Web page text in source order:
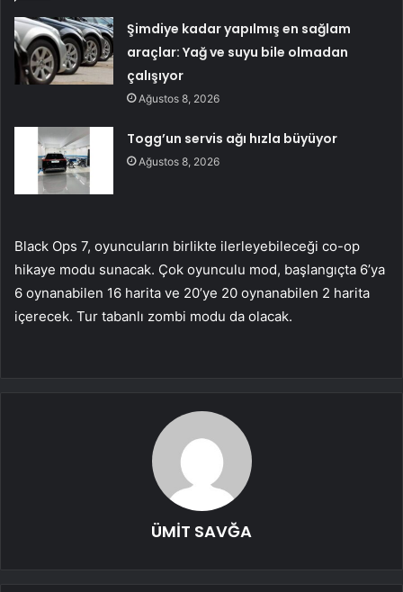
Şimdiye kadar yapılmış en sağlam
araçlar: Yağ ve suyu bile olmadan
çalışıyor
Ağustos 8, 2026
Togg’un servis ağı hızla büyüyor
Ağustos 8, 2026
Black Ops 7, oyuncuların birlikte ilerleyebileceği co-op
hikaye modu sunacak. Çok oyunculu mod, başlangıçta 6’ya
6 oynanabilen 16 harita ve 20’ye 20 oynanabilen 2 harita
içerecek. Tur tabanlı zombi modu da olacak.
ÜMİT SAVĞA